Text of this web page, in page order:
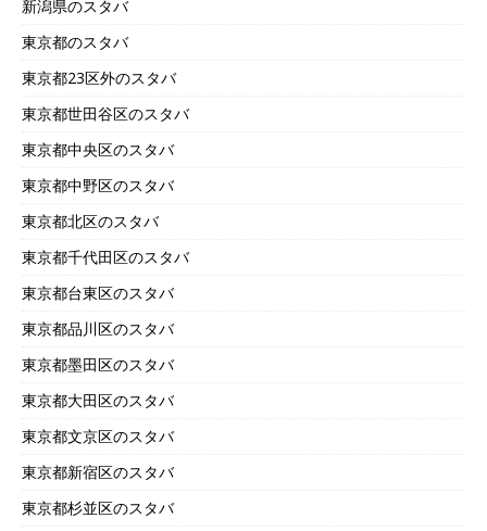
新潟県のスタバ
東京都のスタバ
東京都23区外のスタバ
東京都世田谷区のスタバ
東京都中央区のスタバ
東京都中野区のスタバ
東京都北区のスタバ
東京都千代田区のスタバ
東京都台東区のスタバ
東京都品川区のスタバ
東京都墨田区のスタバ
東京都大田区のスタバ
東京都文京区のスタバ
東京都新宿区のスタバ
東京都杉並区のスタバ